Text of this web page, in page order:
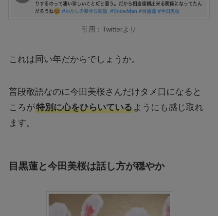
引用：Twitterより
これは同い年だからでしょうか。
普段敬語なのに今田美桜さんだけタメ口になると
ころが特別に心をひらいているようにも感じ取れ
ます。
目黒蓮と今田美桜は話し方が穏やか